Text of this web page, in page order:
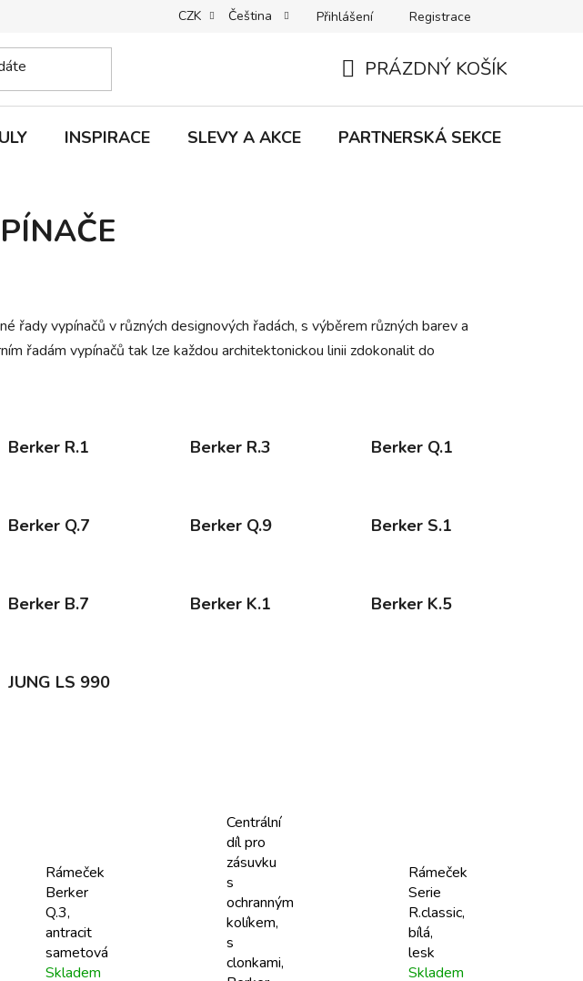
DORUČENÍ REKLAMACE | VRÁCENÍ | VÝMĚNA ZBOŽÍ B2C VŠEOBECNÉ
CZK Čeština Přihlášení Registrace
KOŠÍK
PRÁZDNÝ KOŠÍK
INSPIRACE SLEVY A AKCE PARTNERSKÁ SEKCE
řady vypínačů v různých designových řadách, s výběrem různých barev a
řadám vypínačů tak lze každou architektonickou linii zdokonalit do
Berker R.1 Berker R.3 Berker Q.1
Berker Q.7 Berker Q.9 Berker S.1
Berker B.7 Berker K.1 Berker K.5
JUNG LS 990
Rámeček
Berker
Q.3,
antracit
sametová
Skladem
Centrální
díl pro
zásuvku
s
ochranným
kolíkem,
s
clonkami,
Rámeček
Serie
R.classic,
bílá,
lesk
Skladem